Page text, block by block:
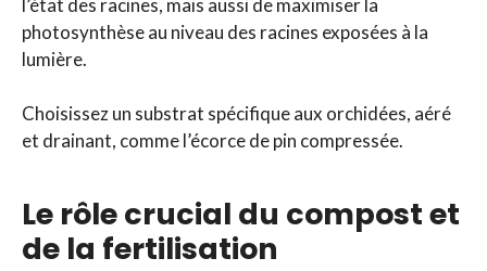
l’état des racines, mais aussi de maximiser la
photosynthèse au niveau des racines exposées à la
lumière.
Choisissez un substrat spécifique aux orchidées, aéré
et drainant, comme l’écorce de pin compressée.
Le rôle crucial du compost et
de la fertilisation